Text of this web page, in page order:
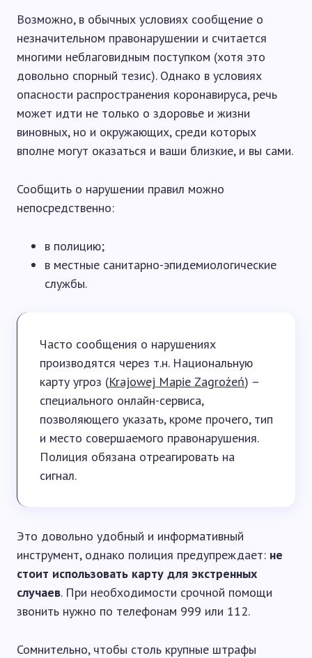
Возможно, в обычных условиях сообщение о
незначительном правонарушении и считается
многими неблаговидным поступком (хотя это
довольно спорный тезис). Однако в условиях
опасности распространения коронавируса, речь
может идти не только о здоровье и жизни
виновных, но и окружающих, среди которых
вполне могут оказаться и ваши близкие, и вы сами.
Сообщить о нарушении правил можно
непосредственно:
в полицию;
в местные санитарно-эпидемиологические
службы.
Часто сообщения о нарушениях
производятся через т.н. Национальную
карту угроз (Krajowej Mapie Zagrożeń) –
специального онлайн-сервиса,
позволяющего указать, кроме прочего, тип
и место совершаемого правонарушения.
Полиция обязана отреагировать на
сигнал.
Это довольно удобный и информативный
инструмент, однако полиция предупреждает: не
стоит использовать карту для экстренных
случаев. При необходимости срочной помощи
звонить нужно по телефонам 999 или 112.
Сомнительно, чтобы столь крупные штрафы